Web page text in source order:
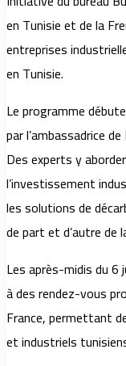
en Tunisie et de la
entreprises
en Tunisie.
Le programme
par l’ambassadrice
Des experts y
l’investissement
les solutions de
de part et d’autre de
Les après-midis du 6
à des rendez-vous
France, permettant
et industriels